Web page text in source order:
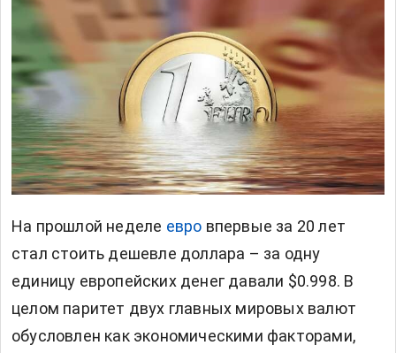
На прошлой неделе евро впервые за 20 лет
стал стоить дешевле доллара – за одну
единицу европейских денег давали $0.998. В
целом паритет двух главных мировых валют
обусловлен как экономическими факторами,